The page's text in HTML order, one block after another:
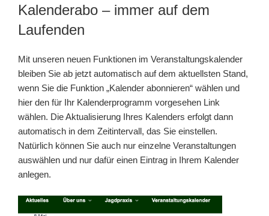
Kalenderabo – immer auf dem
Laufenden
Mit unseren neuen Funktionen im Veranstaltungskalender
bleiben Sie ab jetzt automatisch auf dem aktuellsten Stand,
wenn Sie die Funktion „Kalender abonnieren“ wählen und
hier den für Ihr Kalenderprogramm vorgesehen Link
wählen. Die Aktualisierung Ihres Kalenders erfolgt dann
automatisch in dem Zeitintervall, das Sie einstellen.
Natürlich können Sie auch nur einzelne Veranstaltungen
auswählen und nur dafür einen Eintrag in Ihrem Kalender
anlegen.